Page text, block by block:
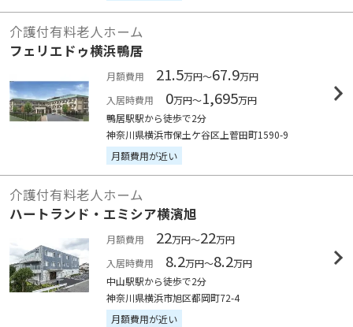
介護付有料老人ホーム
フェリエドゥ横浜鴨居
月額費用 21.5万円～67.9万円
入居時費用
0万円～1,695万円
鴨居駅駅から徒歩で2分
神奈川県横浜市保土ケ谷区上菅田町1590-9
月額費用が近い
介護付有料老人ホーム
ハートランド・エミシア横濱旭
月額費用 22万円～22万円
入居時費用
8.2万円～8.2万円
中山駅駅から徒歩で2分
神奈川県横浜市旭区都岡町72-4
月額費用が近い